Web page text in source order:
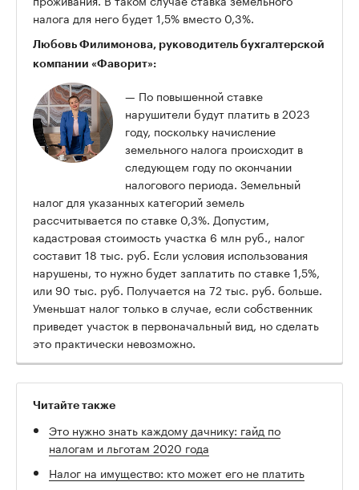
налога для него будет 1,5% вместо 0,3%.
Любовь Филимонова, руководитель бухгалтерской
компании «Фаворит»:
— По повышенной ставке
нарушители будут платить в 2023
году, поскольку начисление
земельного налога происходит в
следующем году по окончании
налогового периода. Земельный
налог для указанных категорий земель
рассчитывается по ставке 0,3%. Допустим,
кадастровая стоимость участка 6 млн руб., налог
составит 18 тыс. руб. Если условия использования
нарушены, то нужно будет заплатить по ставке 1,5%,
или 90 тыс. руб. Получается на 72 тыс. руб. больше.
Уменьшат налог только в случае, если собственник
приведет участок в первоначальный вид, но сделать
это практически невозможно.
Читайте также
Это нужно знать каждому дачнику: гайд по
налогам и льготам 2020 года
Налог на имущество: кто может его не платить